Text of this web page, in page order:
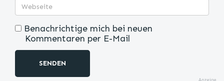
Benachrichtige mich bei neuen
Kommentaren per E-Mail
SENDEN